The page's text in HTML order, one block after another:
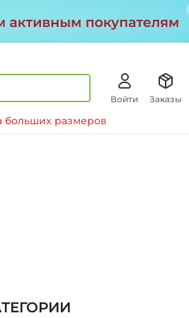
Войти Заказы
больших размеров